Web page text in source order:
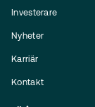
Investerare
Nyheter
Karriär
Kontakt